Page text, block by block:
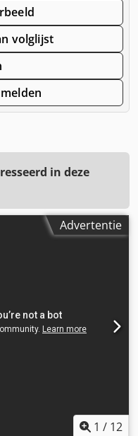
volglijst
in deze
Advertentie
1 / 12